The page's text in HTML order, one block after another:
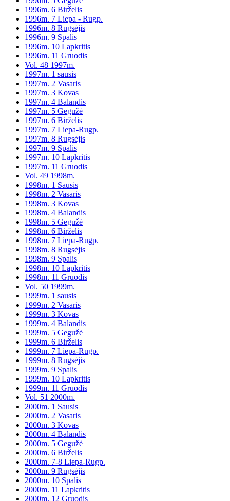
1996m. 6 Birželis
1996m. 7 Liepa - Rugp.
1996m. 8 Rugsėjis
1996m. 9 Spalis
1996m. 10 Lapkritis
1996m. 11 Gruodis
Vol. 48 1997m.
1997m. 1 sausis
1997m. 2 Vasaris
1997m. 3 Kovas
1997m. 4 Balandis
1997m. 5 Gegužė
1997m. 6 Birželis
1997m. 7 Liepa-Rugp.
1997m. 8 Rugsėjis
1997m. 9 Spalis
1997m. 10 Lapkritis
1997m. 11 Gruodis
Vol. 49 1998m.
1998m. 1 Sausis
1998m. 2 Vasaris
1998m. 3 Kovas
1998m. 4 Balandis
1998m. 5 Gegužė
1998m. 6 Birželis
1998m. 7 Liepa-Rugp.
1998m. 8 Rugsėjis
1998m. 9 Spalis
1998m. 10 Lapkritis
1998m. 11 Gruodis
Vol. 50 1999m.
1999m. 1 sausis
1999m. 2 Vasaris
1999m. 3 Kovas
1999m. 4 Balandis
1999m. 5 Gegužė
1999m. 6 Birželis
1999m. 7 Liepa-Rugp.
1999m. 8 Rugsėjis
1999m. 9 Spalis
1999m. 10 Lapkritis
1999m. 11 Gruodis
Vol. 51 2000m.
2000m. 1 Sausis
2000m. 2 Vasaris
2000m. 3 Kovas
2000m. 4 Balandis
2000m. 5 Gegužė
2000m. 6 Birželis
2000m. 7-8 Liepa-Rugp.
2000m. 9 Rugsėjis
2000m. 10 Spalis
2000m. 11 Lapkritis
2000m. 12 Gruodis